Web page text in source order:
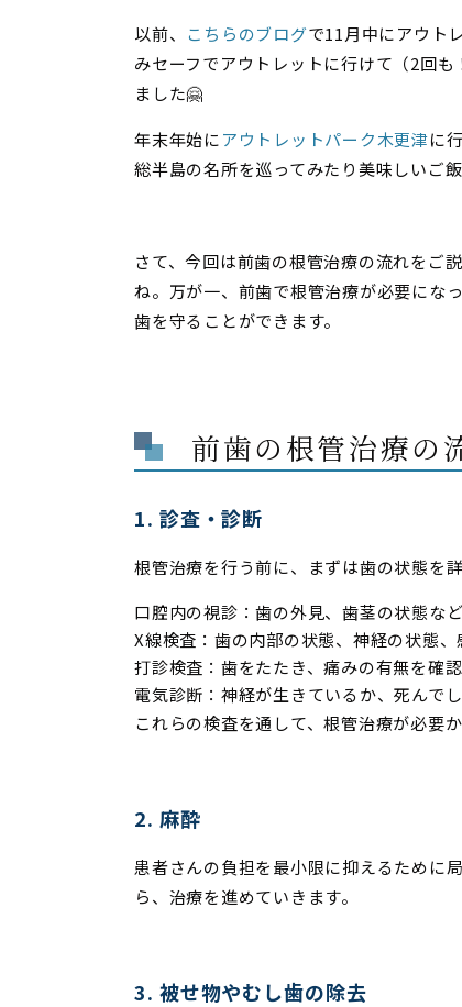
以前、 こちらのブログで11月中にアウト
みセーフでアウトレットに行けて（2回
ました🤗
年末年始にアウトレットパーク木更津に
総半島の名所を巡ってみたり美味しいご
さて、今回は前歯の根管治療の流れをご
ね。万が一、前歯で根管治療が必要にな
歯を守ることができます。
前歯の根管治療の
1. 診査・診断
根管治療を行う前に、まずは歯の状態を
口腔内の視診：歯の外見、歯茎の状態など
X線検査：歯の内部の状態、神経の状態、
打診検査：歯をたたき、痛みの有無を確認
電気診断：神経が生きているか、死んで
これらの検査を通して、根管治療が必要
2. 麻酔
患者さんの負担を最小限に抑えるために
ら、治療を進めていきます。
3. 被せ物やむし歯の除去